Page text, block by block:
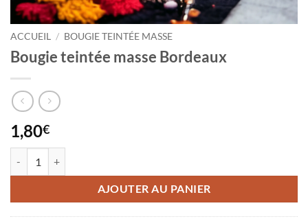
ACCUEIL / BOUGIE TEINTÉE MASSE
Bougie teintée masse Bordeaux
1,80€
AJOUTER AU PANIER